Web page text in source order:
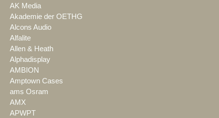
AK Media
Akademie der OETHG
Alcons Audio
Alfalite
Allen & Heath
Alphadisplay
AMBION
Amptown Cases
ams Osram
AMX
APWPT